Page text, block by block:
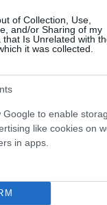
of Collection, Use,
and/or Sharing of my
that Is Unrelated with
it was collected.
Google to enable
like cookies on
in apps.
τελικό με
γκολ!
πλέον
και οι «πράσινοι»
τελικό, δείχνοντας
το μέλλον του